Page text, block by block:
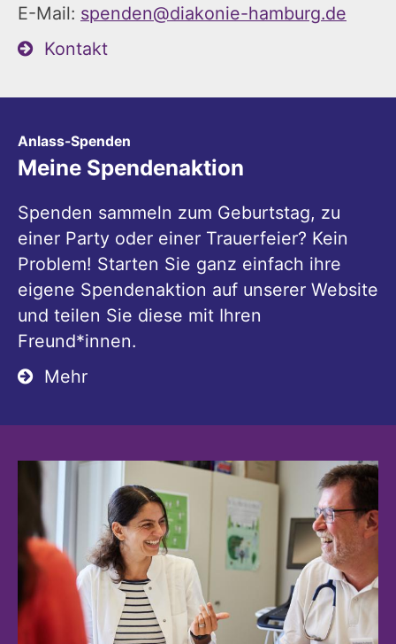
E-Mail: spenden@diakonie-hamburg.de
Kontakt
Anlass-Spenden
Meine Spendenaktion
Spenden sammeln zum Geburtstag, zu
einer Party oder einer Trauerfeier? Kein
Problem! Starten Sie ganz einfach ihre
eigene Spendenaktion auf unserer Website
und teilen Sie diese mit Ihren
Freund*innen.
Mehr